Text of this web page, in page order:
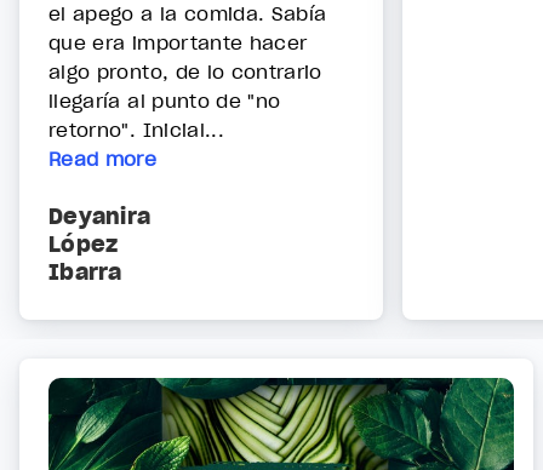
el apego a la comida. Sabía
que era importante hacer
algo pronto, de lo contrario
llegaría al punto de "no
retorno". Inicial...
Read more
Deyanira
López
Ibarra